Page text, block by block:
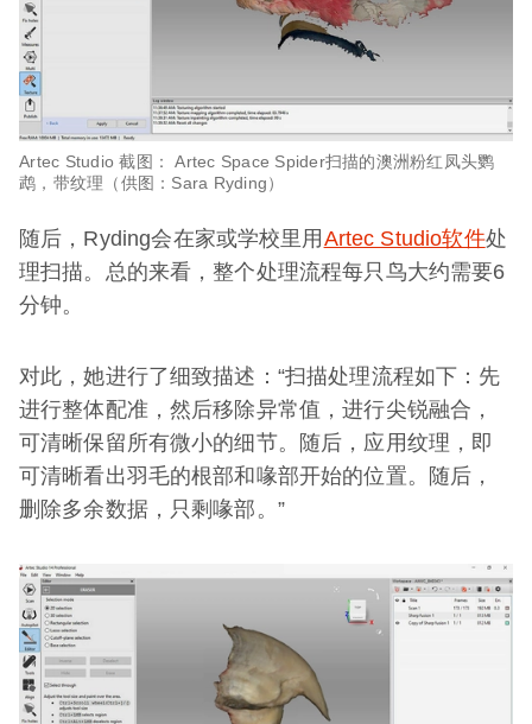
Artec Studio 截图： Artec Space Spider扫描的澳洲粉红凤头鹦
鹉，带纹理（供图：Sara Ryding）
随后，Ryding会在家或学校里用 Artec Studio软件处
理扫描。总的来看，整个处理流程每只鸟大约需要6
分钟。
对此，她进行了细致描述：“扫描处理流程如下：先
进行整体配准，然后移除异常值，进行尖锐融合，
可清晰保留所有微小的细节。随后，应用纹理，即
可清晰看出羽毛的根部和喙部开始的位置。随后，
删除多余数据，只剩喙部。”